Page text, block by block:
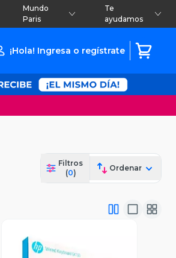
Mundo
Paris
Te
ayudamos
¡Hola! Ingresa o regístrate
Filtros
(0)
Ordenar